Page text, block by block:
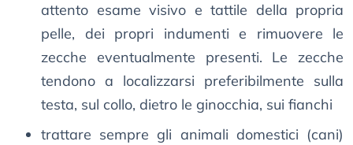
attento esame visivo e tattile della propria
pelle, dei propri indumenti e rimuovere le
zecche eventualmente presenti. Le zecche
tendono a localizzarsi preferibilmente sulla
testa, sul collo, dietro le ginocchia, sui fianchi
trattare sempre gli animali domestici (cani)